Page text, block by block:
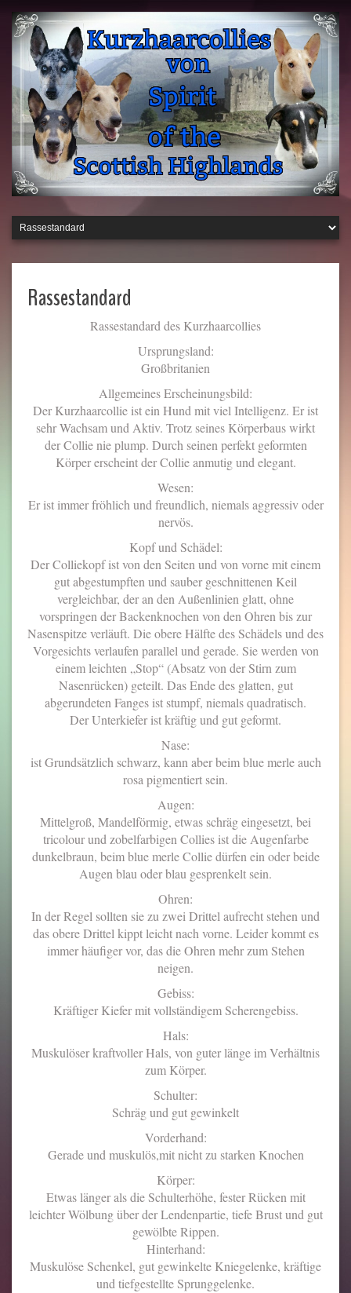
Rassestandard
Rassestandard des Kurzhaarcollies
Ursprungsland:
Großbritanien
Allgemeines Erscheinungsbild:
Der Kurzhaarcollie ist ein Hund mit viel Intelligenz. Er ist
sehr Wachsam und Aktiv. Trotz seines Körperbaus wirkt
der Collie nie plump. Durch seinen perfekt geformten
Körper erscheint der Collie anmutig und elegant.
Wesen:
Er ist immer fröhlich und freundlich, niemals aggressiv oder
nervös.
Kopf und Schädel:
Der Colliekopf ist von den Seiten und von vorne mit einem
gut abgestumpften und sauber geschnittenen Keil
vergleichbar, der an den Außenlinien glatt, ohne
vorspringen der Backenknochen von den Ohren bis zur
Nasenspitze verläuft. Die obere Hälfte des Schädels und des
Vorgesichts verlaufen parallel und gerade. Sie werden von
einem leichten „Stop“ (Absatz von der Stirn zum
Nasenrücken) geteilt. Das Ende des glatten, gut
abgerundeten Fanges ist stumpf, niemals quadratisch.
Der Unterkiefer ist kräftig und gut geformt.
Nase:
ist Grundsätzlich schwarz, kann aber beim blue merle auch
rosa pigmentiert sein.
Augen:
Mittelgroß, Mandelförmig, etwas schräg eingesetzt, bei
tricolour und zobelfarbigen Collies ist die Augenfarbe
dunkelbraun, beim blue merle Collie dürfen ein oder beide
Augen blau oder blau gesprenkelt sein.
Ohren:
In der Regel sollten sie zu zwei Drittel aufrecht stehen und
das obere Drittel kippt leicht nach vorne. Leider kommt es
immer häufiger vor, das die Ohren mehr zum Stehen
neigen.
Gebiss:
Kräftiger Kiefer mit vollständigem Scherengebiss.
Hals:
Muskulöser kraftvoller Hals, von guter länge im Verhältnis
zum Körper.
Schulter:
Schräg und gut gewinkelt
Vorderhand:
Gerade und muskulös,mit nicht zu starken Knochen
Körper:
Etwas länger als die Schulterhöhe, fester Rücken mit
leichter Wölbung über der Lendenpartie, tiefe Brust und gut
gewölbte Rippen.
Hinterhand:
Muskulöse Schenkel, gut gewinkelte Kniegelenke, kräftige
und tiefgestellte Sprunggelenke.